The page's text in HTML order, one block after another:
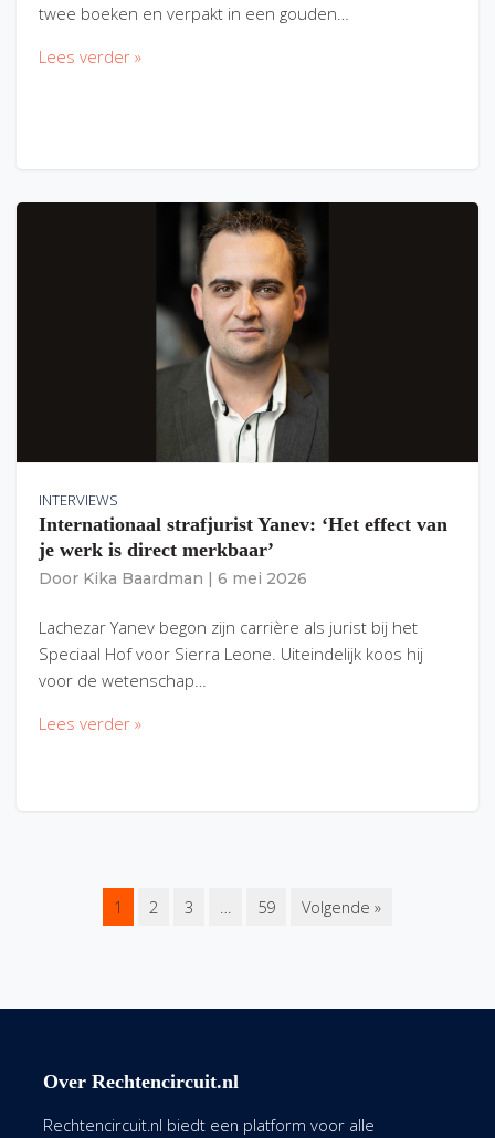
twee boeken en verpakt in een gouden…
Lees verder »
INTERVIEWS
Internationaal strafjurist Yanev: ‘Het effect van
je werk is direct merkbaar’
Door Kika Baardman 6 mei 2026
Lachezar Yanev begon zijn carrière als jurist bij het
Speciaal Hof voor Sierra Leone. Uiteindelijk koos hij
voor de wetenschap…
Lees verder »
1 2 3 … 59 Volgende »
Over Rechtencircuit.nl
Rechtencircuit.nl biedt een platform voor alle